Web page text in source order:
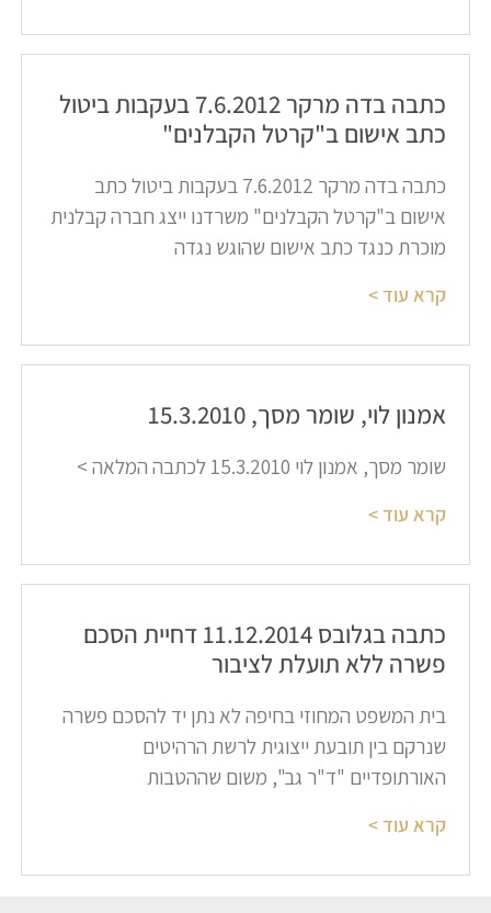
כתבה בדה מרקר 7.6.2012 בעקבות ביטול
כתב אישום ב"קרטל הקבלנים"
כתבה בדה מרקר 7.6.2012 בעקבות ביטול כתב
אישום ב"קרטל הקבלנים" משרדנו ייצג חברה קבלנית
מוכרת כנגד כתב אישום שהוגש נגדה
קרא עוד >
אמנון לוי, שומר מסך, 15.3.2010​
שומר מסך, אמנון לוי 15.3.2010 לכתבה המלאה >
קרא עוד >
כתבה בגלובס 11.12.2014 דחיית הסכם
פשרה ללא תועלת לציבור​
בית המשפט המחוזי בחיפה לא נתן יד להסכם פשרה
שנרקם בין תובעת ייצוגית לרשת הרהיטים
האורתופדיים "ד"ר גב", משום שההטבות
קרא עוד >